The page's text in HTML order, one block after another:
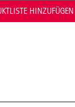
HINZUFÜGEN